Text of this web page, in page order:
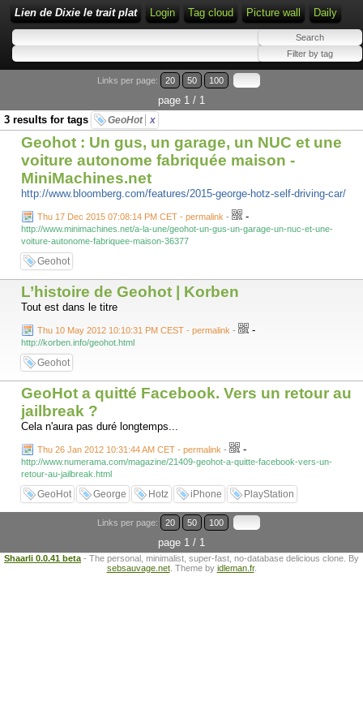
Lien de Dixie le trait plat Login Tag cloud Picture wall Daily
Links per page: 20 50 100
page 1 / 1
3 results for tags
GeoHot x
Geohot : Un gus, un garage, un NUC et une
voiture autonome fabriquée maison -
MiniMachines.net
http://www.bloomberg.com/features/2015-george-hotz-self-driving-car/
Thu 17 Dec 2015 07:08:14 PM CET - permalink - -
http://www.minimachines.net/a-la-une/geohot-un-gus-un-garage-un-nuc-et-une-
voiture-autonome-fabriquee-maison-36377
Geohot
L’histoire de Geohot | Korben
Tout est dans le titre
Thu 10 May 2012 10:10:31 PM CEST - permalink - -
http://korben.info/geohot.html
Geohot
GeoHot a quitté Facebook. Vers un retour au
jailbreak ?
Cela n'aura pas duré longtemps...
Thu 26 Jan 2012 10:31:44 AM CET - permalink - -
http://www.numerama.com/magazine/21409-geohot-a-quitte-facebook-vers-un-
retour-au-jailbreak.html
GeoHot George Hotz iPhone PlayStation
Links per page: 20 50 100
page 1 / 1
Shaarli 0.0.41 beta - The personal, minimalist, super-fast, no-database delicious clone. By
sebsauvage.net. Theme by idleman.fr.